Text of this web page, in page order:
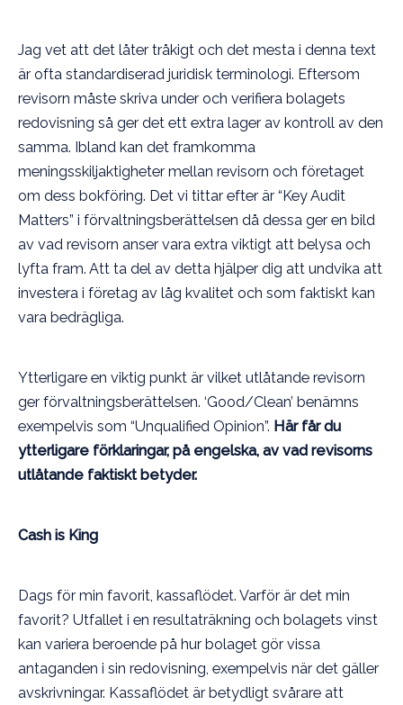
Jag vet att det låter tråkigt och det mesta i denna text
är ofta standardiserad juridisk terminologi. Eftersom
revisorn måste skriva under och verifiera bolagets
redovisning så ger det ett extra lager av kontroll av den
samma. Ibland kan det framkomma
meningsskiljaktigheter mellan revisorn och företaget
om dess bokföring. Det vi tittar efter är “Key Audit
Matters” i förvaltningsberättelsen då dessa ger en bild
av vad revisorn anser vara extra viktigt att belysa och
lyfta fram. Att ta del av detta hjälper dig att undvika att
investera i företag av låg kvalitet och som faktiskt kan
vara bedrägliga.
Ytterligare en viktig punkt är vilket utlåtande revisorn
ger förvaltningsberättelsen. ‘Good/Clean’ benämns
exempelvis som “Unqualified Opinion”. Här får du
ytterligare förklaringar, på engelska, av vad revisorns
utlåtande faktiskt betyder.
Cash is King
Dags för min favorit, kassaflödet. Varför är det min
favorit? Utfallet i en resultaträkning och bolagets vinst
kan variera beroende på hur bolaget gör vissa
antaganden i sin redovisning, exempelvis när det gäller
avskrivningar. Kassaflödet är betydligt svårare att